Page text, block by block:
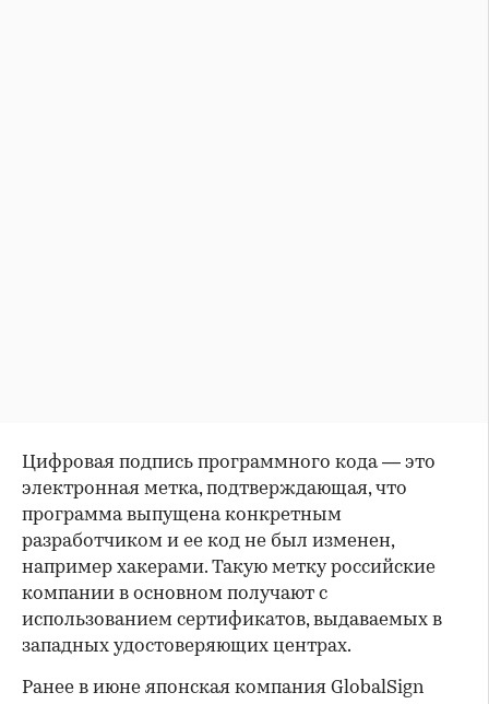
Цифровая подпись программного кода — это
электронная метка, подтверждающая, что
программа выпущена конкретным
разработчиком и ее код не был изменен,
например хакерами. Такую метку российские
компании в основном получают с
использованием сертификатов, выдаваемых в
западных удостоверяющих центрах.
Ранее в июне японская компания GlobalSign